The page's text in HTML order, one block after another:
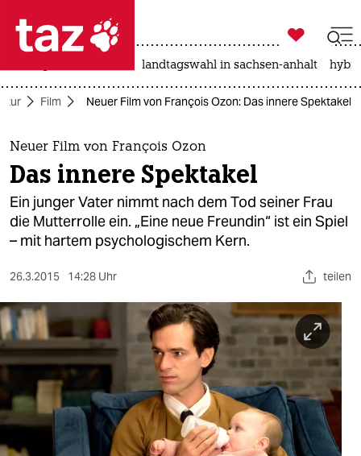
 taz zahl ich
taz zahl ich
themen
politik
öko
gesellschaft
sport
berlin
nord

taz zahl ich
landtagswahl in sachsen-anhalt
Film Neuer Film von François Ozon: Das innere Spektakel
Neuer Film von François Ozon
Das innere Spektakel
Ein junger Vater nimmt nach dem Tod seiner Frau
die Mutterrolle ein. „Eine neue Freundin“ ist ein Spiel
– mit hartem psychologischem Kern.
26.3.2015 14:28 Uhr teilen